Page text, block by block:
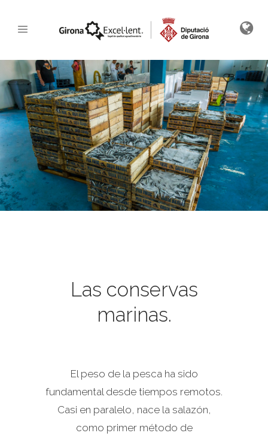
Las conservas
marinas.
El peso de la pesca ha sido
fundamental desde tiempos remotos.
Casi en paralelo, nace la salazón,
como primer método de